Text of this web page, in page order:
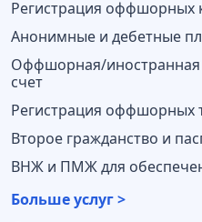
Регистрация оффшорных
Анонимные и дебетные
Оффшорная/иностранная
счет
Регистрация оффшорных
Второе гражданство и
ВНЖ и ПМЖ для
Больше услуг >